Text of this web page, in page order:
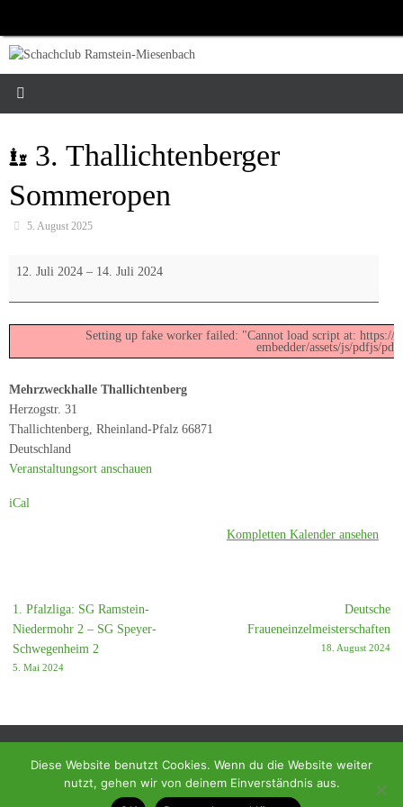
springen
3. Thallichtenberger
Sommeropen
5. August 2025
Sommeropen
12. Juli 2024 – 14. Juli 2024
Setting up fake worker failed: "Cannot load script at: https://
embedder/assets/js/pdfjs/
Mehrzweckhalle Thallichtenberg
Herzogstr. 31
Thallichtenberg Rheinland-Pfalz 66871
Deutschland
Veranstaltungsort anschauen
iCal
Kompletten Kalender ansehen
1. Pfalzliga: SG Ramstein-
Niedermohr 2 – SG Speyer-
Schwegenheim 2
5. Mai 2024
Deutsche
Fraueneinzelmeisterschaften
18. August 2024
© 2018 - Homepage des SC Ramstein-Miesenbach
Diese Website benutzt Cookies. Wenn du die Website weiter
nutzt, gehen wir von deinem Einverständnis aus.